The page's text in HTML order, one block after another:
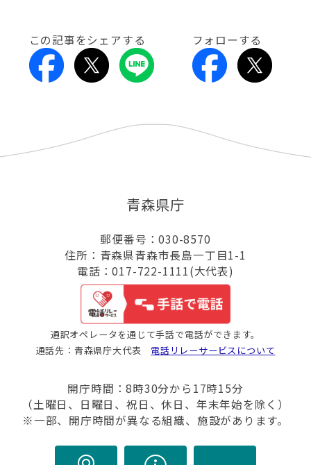
この記事をシェアする フォローする
青森県庁
郵便番号：030-8570
住所：青森県青森市長島一丁目1-1
電話：017-722-1111(大代表)
通訳オペレータを通じて手話で電話ができます。
通話先：青森県庁大代表 電話リレーサービスについて
開庁時間：8時30分から17時15分
（土曜日、日曜日、祝日、休日、年末年始を除く）
※一部、開庁時間が異なる組織、施設があります。